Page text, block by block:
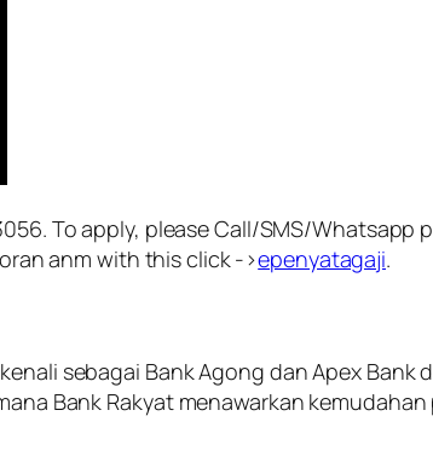
To apply, please Call/SMS/Whatsapp
anm with this click ->epenyatagaji.
sebagai Bank Agong dan Apex Bank
Bank Rakyat menawarkan